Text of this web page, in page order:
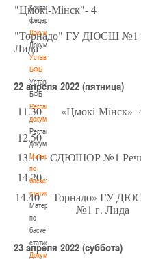
Контакты
федерации
Документы
Документы
Устав
БФБ
Устав
БФБ
Регламентирующие
документы
Регламентирующие
документы
Материалы
по
баскетбольной
статистике
Материалы
по
баскетбольной
статистике
Документы
"Цмокi-Мiнск"- 4
"Торнадо" ГУ ДЮСШ №1
Лида
22 апреля 2022 (пятница)
11.30 «Цмокi-Мiнск»-
12.50
13.10 СДЮШОР №1
14.20
14.40
Торнадо» ГУ
№1 г. Лида
23 апреля 2022 (суббота)